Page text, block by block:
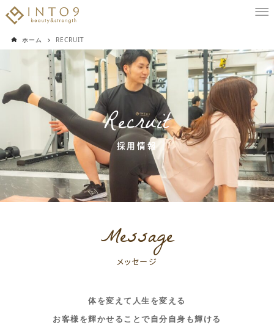
ホーム RECRUIT
Recruit
採用情報
Message
メッセージ
体を変えて人生を変える
お客様を輝かせることで自分自身も輝ける